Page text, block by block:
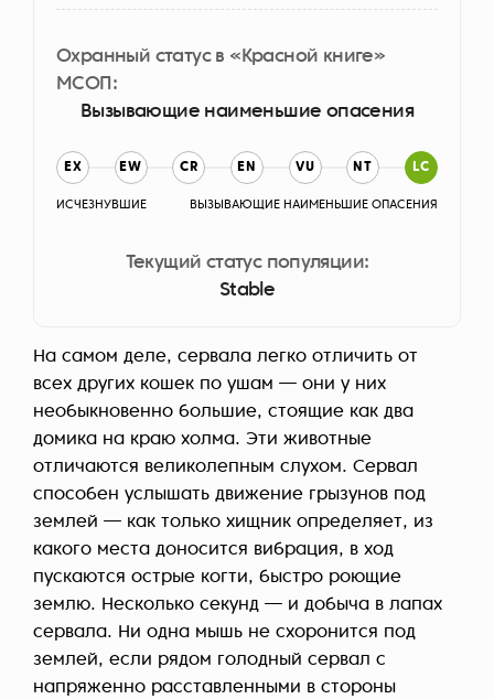
Охранный статус в «Красной книге»
МСОП:
Вызывающие наименьшие опасения
EX EW CR EN VU NT LC
ИСЧЕЗНУВШИЕ ВЫЗЫВАЮЩИЕ НАИМЕНЬШИЕ ОПАСЕНИЯ
Текущий статус популяции:
Stable
На самом деле, сервала легко отличить от
всех других кошек по ушам — они у них
необыкновенно большие, стоящие как два
домика на краю холма. Эти животные
отличаются великолепным слухом. Сервал
способен услышать движение грызунов под
землей — как только хищник определяет, из
какого места доносится вибрация, в ход
пускаются острые когти, быстро роющие
землю. Несколько секунд — и добыча в лапах
сервала. Ни одна мышь не схоронится под
землей, если рядом голодный сервал с
напряженно расставленными в стороны